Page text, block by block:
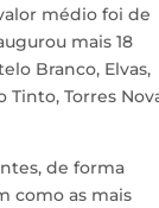
médio foi de
mais 18
Branco, Elvas,
Tinto, Torres
de forma
como as mais